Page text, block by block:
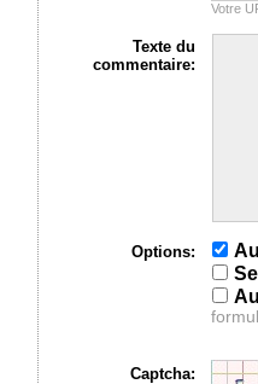
Votre
Texte du
commentaire:
Options:
Captcha: